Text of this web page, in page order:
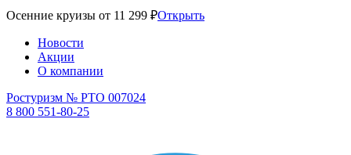
Осенние круизы от 11 299 ₽Открыть
Новости
Акции
О компании
Ростуризм № РТО 007024
8 800 551-80-25